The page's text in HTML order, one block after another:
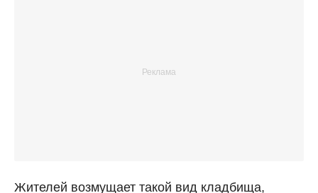
Жителей возмущает такой вид кладбища,